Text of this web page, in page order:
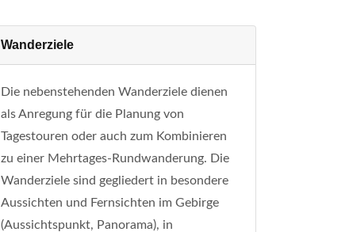
Wanderziele
Die nebenstehenden Wanderziele dienen
als Anregung für die Planung von
Tagestouren oder auch zum Kombinieren
zu einer Mehrtages-Rundwanderung. Die
Wanderziele sind gegliedert in besondere
Aussichten und Fernsichten im Gebirge
(Aussichtspunkt, Panorama), in